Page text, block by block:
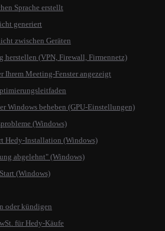
Sprache erstellt
generiert
zwischen Geräten
herstellen (VPN, Firewall, Firmennetz)
Ihrem Meeting-Fenster angezeigt
Windows beheben (GPU-Einstellungen)
(Windows)
Hedy-Installation (Windows)
abgelehnt" (Windows)
(Windows)
oder kündigen
für Hedy-Käufe